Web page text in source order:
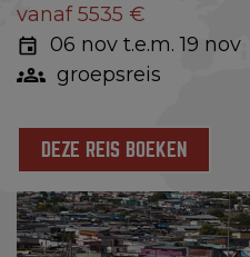
vanaf 5535 €
06 nov t.e.m. 19 nov
groepsreis
DEZE REIS BOEKEN